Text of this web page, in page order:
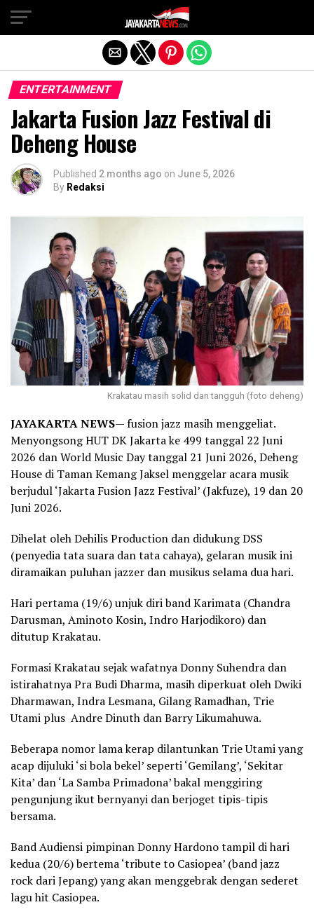
ENTERTAINMENT
Jakarta Fusion Jazz Festival di
Deheng House
Published 2 months ago on June 5, 2026
By Redaksi
Krakatau masih solid dan tangguh (foto deheng)
JAYAKARTA NEWS— fusion jazz masih menggeliat.
Menyongsong HUT DK Jakarta ke 499 tanggal 22 Juni
2026 dan World Music Day tanggal 21 Juni 2026, Deheng
House di Taman Kemang Jaksel menggelar acara musik
berjudul ‘Jakarta Fusion Jazz Festival’ (Jakfuze), 19 dan 20
Juni 2026.
Dihelat oleh Dehilis Production dan didukung DSS
(penyedia tata suara dan tata cahaya), gelaran musik ini
diramaikan puluhan jazzer dan musikus selama dua hari.
Hari pertama (19/6) unjuk diri band Karimata (Chandra
Darusman, Aminoto Kosin, Indro Harjodikoro) dan
ditutup Krakatau.
Formasi Krakatau sejak wafatnya Donny Suhendra dan
istirahatnya Pra Budi Dharma, masih diperkuat oleh Dwiki
Dharmawan, Indra Lesmana, Gilang Ramadhan, Trie
Utami plus Andre Dinuth dan Barry Likumahuwa.
Beberapa nomor lama kerap dilantunkan Trie Utami yang
acap dijuluki ‘si bola bekel’ seperti ‘Gemilang’, ‘Sekitar
Kita’ dan ‘La Samba Primadona’ bakal menggiring
pengunjung ikut bernyanyi dan berjoget tipis-tipis
bersama.
Band Audiensi pimpinan Donny Hardono tampil di hari
kedua (20/6) bertema ‘tribute to Casiopea’ (band jazz
rock dari Jepang) yang akan menggebrak dengan sederet
lagu hit Casiopea.
Exit mobile version